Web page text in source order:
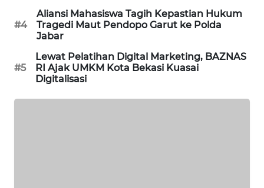
#4
Aliansi Mahasiswa Tagih Kepastian Hukum
Tragedi Maut Pendopo Garut ke Polda
Jabar
#5
Lewat Pelatihan Digital Marketing, BAZNAS
RI Ajak UMKM Kota Bekasi Kuasai
Digitalisasi
ANUGERAH
AKHLAK